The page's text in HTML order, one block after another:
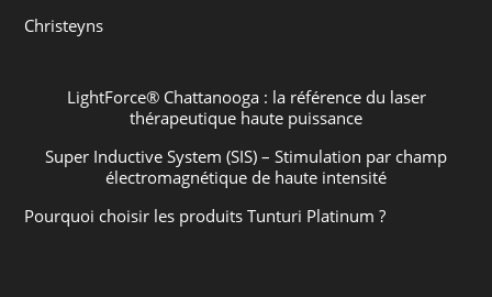
Christeyns
LightForce® Chattanooga : la référence du laser
thérapeutique haute puissance
Super Inductive System (SIS) – Stimulation par champ
électromagnétique de haute intensité
Pourquoi choisir les produits Tunturi Platinum ?